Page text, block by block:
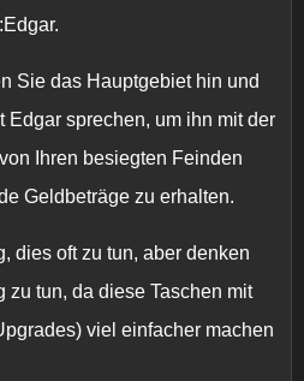
Sie das Hauptgebiet hin und
Edgar sprechen, um ihn mit der
Ihren besiegten Feinden
Geldbeträge zu erhalten.
dies oft zu tun, aber denken
zu tun, da diese Taschen mit
viel einfacher machen